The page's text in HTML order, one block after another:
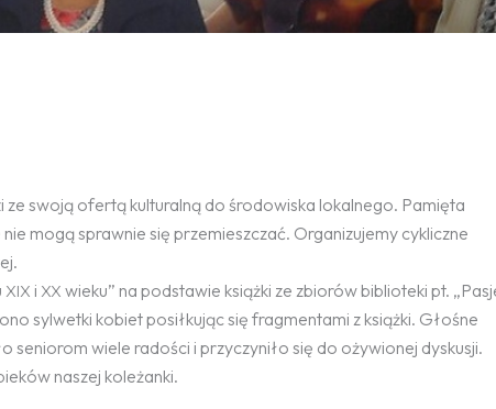
swoją ofertą kulturalną do środowiska lokalnego. Pamięta
mogą sprawnie się przemieszczać. Organizujemy cykliczne
XIX i XX wieku” na podstawie książki ze zbiorów biblioteki pt.
sylwetki kobiet posiłkując się fragmentami z książki. Głośne
seniorom wiele radości i przyczyniło się do ożywionej dyskusji.
naszej koleżanki.